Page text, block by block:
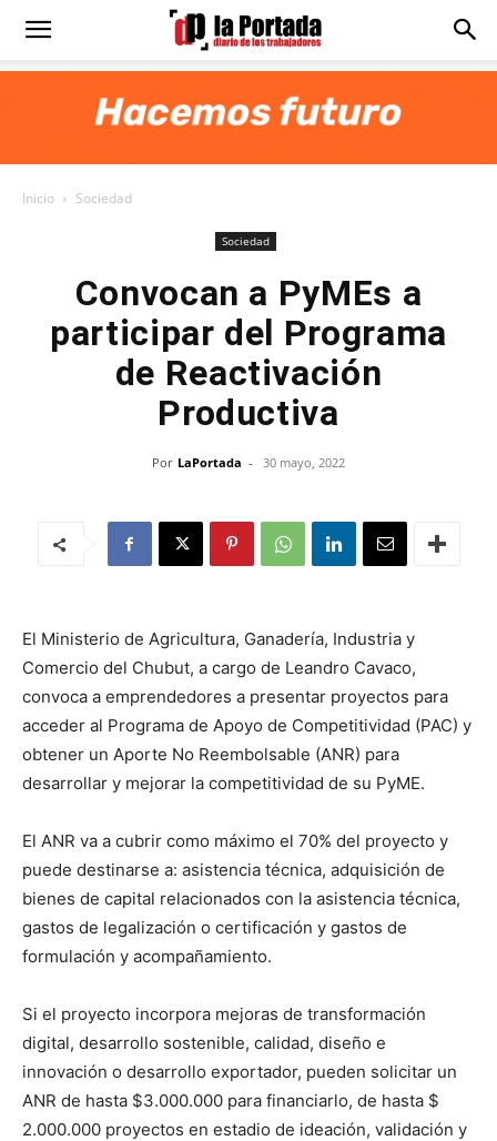
Diario
Inicio Sociedad
Sociedad
Convocan a PyMEs a
participar del Programa
de Reactivación
Productiva
Por LaPortada - 30 mayo, 2022
El Ministerio de Agricultura, Ganadería, Industria y
Comercio del Chubut, a cargo de Leandro Cavaco,
convoca a emprendedores a presentar proyectos para
acceder al Programa de Apoyo de Competitividad (PAC) y
obtener un Aporte No Reembolsable (ANR) para
desarrollar y mejorar la competitividad de su PyME.
El ANR va a cubrir como máximo el 70% del proyecto y
puede destinarse a: asistencia técnica, adquisición de
bienes de capital relacionados con la asistencia técnica,
gastos de legalización o certificación y gastos de
formulación y acompañamiento.
Si el proyecto incorpora mejoras de transformación
digital, desarrollo sostenible, calidad, diseño e
innovación o desarrollo exportador, pueden solicitar un
ANR de hasta $3.000.000 para financiarlo, de hasta $
2.000.000 proyectos en estadio de ideación, validación y